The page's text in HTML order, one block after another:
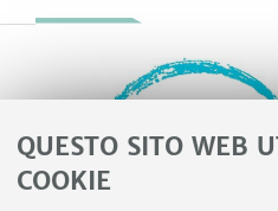
QUESTO SITO WEB
COOKIE